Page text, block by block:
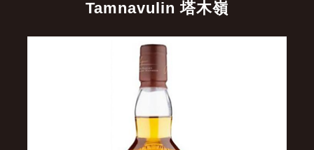
Tamnavulin 塔木嶺